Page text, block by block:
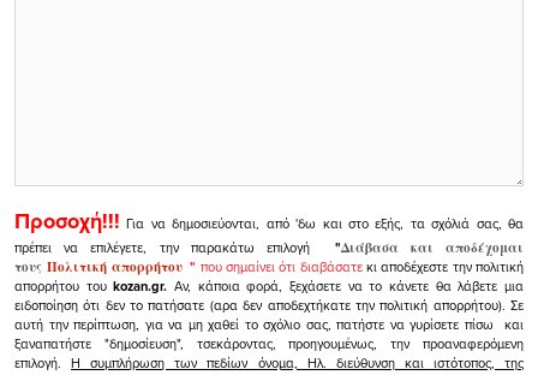
Προσοχή!!! Για να δημοσιεύονται, από 'δω και στο εξής, τα σχόλιά σας, θα
πρέπει να επιλέγετε, την παρακάτω επιλογή
"Διάβασα και αποδέχομαι
τουςΠολιτική απορρήτου" που σημαίνει ότι διαβάσατεκι αποδέχεστε την πολιτική
απορρήτου τουkozan.gr. Αν, κάποια φορά, ξεχάσετε να το κάνετε θα λάβετε μια
ειδοποίηση ότι δεν το πατήσατε (αρα δεν αποδεχτήκατε την πολιτική απορρήτου). Σε
αυτή την περίπτωση, για να μη χαθεί το σχόλιο σας, πατήστε να γυρίσετε πίσω και
ξαναπατήστε "δημοσίευση", τσεκάροντας, προηγουμένως, την προαναφερόμενη
επιλογή.Η συμπλήρωση των πεδίων όνομα, Ηλ. διεύθυνση και ιστότοπος, της